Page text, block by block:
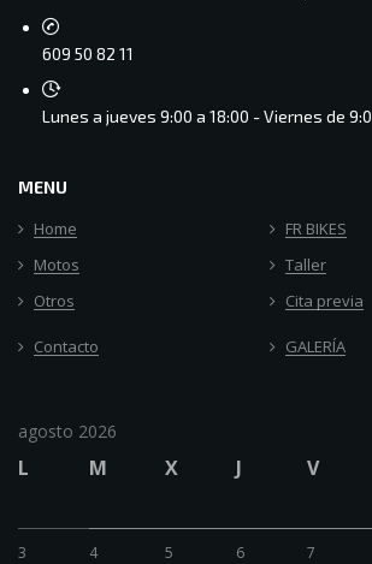
609 50 82 11
Lunes a jueves 9:00 a 18:00 - Viernes de
MENU
Home
FR BIKES
Motos
Taller
Otros
Cita previa
Contacto GALERÍA
agosto 2026
L M X J V
3 4 5 6 7